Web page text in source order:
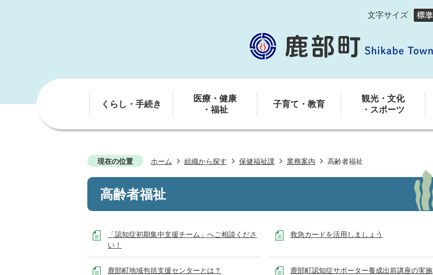
文字サイズ
くらし・手続き
医療・健康
・福祉
子育て・教育
観光・文化
・スポーツ
現在の位置 ホーム 組織から探す 保健福祉課 業務案内 高齢者福祉
高齢者福祉
「認知症初期集中支援チーム」へご相談くださ
い！
救急カードを活用しましょう
鹿部町地域包括支援センターとは？ 鹿部町認知症サポーター養成出前講座の実施